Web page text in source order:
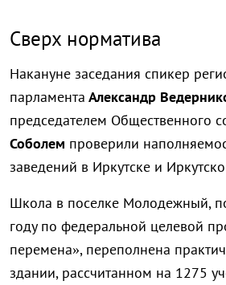
Сверх норматива
Накануне заседания спикер
парламента Александр
председателем Общественного
Соболем проверили
заведений в Иркутске и
Школа в поселке Молодежный,
году по федеральной целевой
перемена», переполнена
здании, рассчитанном на 1275